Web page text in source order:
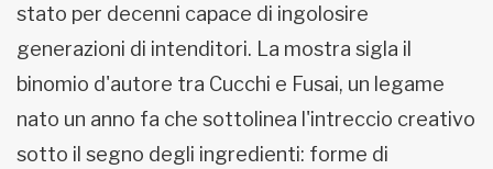
stato per decenni capace di ingolosire
generazioni di intenditori. La mostra sigla il
binomio d'autore tra Cucchi e Fusai, un legame
nato un anno fa che sottolinea l'intreccio creativo
sotto il segno degli ingredienti: forme di